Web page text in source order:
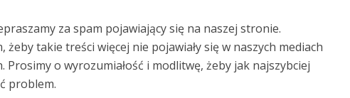
za spam pojawiający się na naszej stronie.
żeby takie treści więcej nie pojawiały się w naszych mediach
Prosimy o wyrozumiałość i modlitwę, żeby jak najszybciej
problem.